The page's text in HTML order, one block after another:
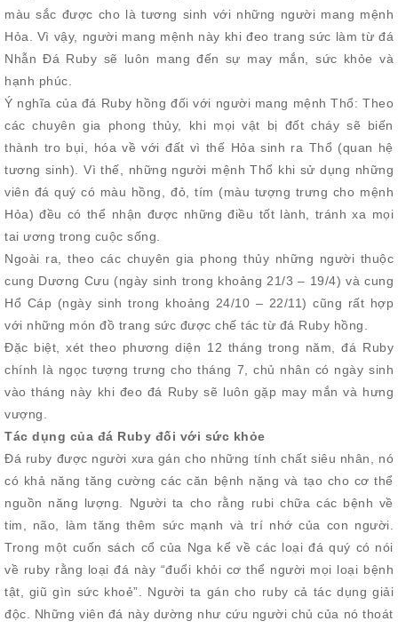
màu sắc được cho là tương sinh với những người mang mệnh
Hỏa. Vì vậy, người mang mệnh này khi đeo trang sức làm từ đá
Nhẫn Đá Ruby sẽ luôn mang đến sự may mắn, sức khỏe và
hạnh phúc.
Ý nghĩa của đá Ruby hồng đối với người mang mệnh Thổ: Theo
các chuyên gia phong thủy, khi mọi vật bị đốt cháy sẽ biến
thành tro bụi, hóa về với đất vì thế Hỏa sinh ra Thổ (quan hệ
tương sinh). Vì thế, những người mệnh Thổ khi sử dụng những
viên đá quý có màu hồng, đỏ, tím (màu tượng trưng cho mệnh
Hỏa) đều có thể nhận được những điều tốt lành, tránh xa mọi
tai ương trong cuộc sống.
Ngoài ra, theo các chuyên gia phong thủy những người thuộc
cung Dương Cưu (ngày sinh trong khoảng 21/3 – 19/4) và cung
Hổ Cáp (ngày sinh trong khoảng 24/10 – 22/11) cũng rất hợp
với những món đồ trang sức được chế tác từ đá Ruby hồng.
Đặc biệt, xét theo phương diện 12 tháng trong năm, đá Ruby
chính là ngọc tượng trưng cho tháng 7, chủ nhân có ngày sinh
vào tháng này khi đeo đá Ruby sẽ luôn gặp may mắn và hưng
vượng.
Tác dụng của đá Ruby đối với sức khỏe
Đá ruby được người xưa gán cho những tính chất siêu nhân, nó
có khả năng tăng cường các căn bệnh nặng và tạo cho cơ thể
nguồn năng lượng. Người ta cho rằng rubi chữa các bệnh về
tim, não, làm tăng thêm sức mạnh và trí nhớ của con người.
Trong một cuốn sách cổ của Nga kể về các loại đá quý có nói
về ruby rằng loại đá này “đuổi khỏi cơ thể người mọi loại bệnh
tật, giũ gìn sức khoẻ”. Người ta gán cho ruby cả tác dụng giải
độc. Những viên đá này dường như cứu người chủ của nó thoát